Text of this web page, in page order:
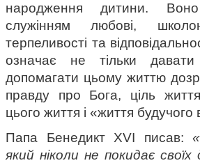
народження дитини.
служінням любові,
терпеливості та
означає не тільки
допомагати цьому життю
правду про Бога, ціль
цього життя і «життя будучого
Папа Бенедикт XVI писав:
який ніколи не покидає